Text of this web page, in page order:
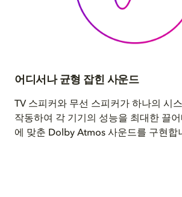
어디서나 균형 잡힌 사운드
TV 스피커와 무선 스피커가 하나의 시
작동하여 각 기기의 성능을 최대한 끌
에 맞춘 Dolby Atmos 사운드를 구현합